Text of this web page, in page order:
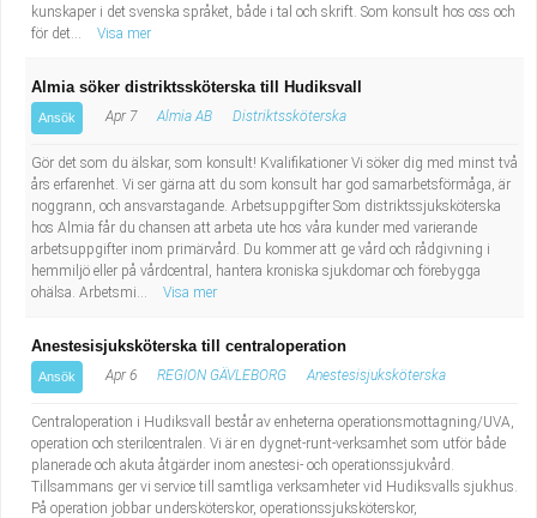
kunskaper i det svenska språket, både i tal och skrift. Som konsult hos oss och
för det...
Visa mer
Almia söker distriktssköterska till Hudiksvall
Ansök Apr 7 Almia AB Distriktssköterska
Gör det som du älskar, som konsult! Kvalifikationer Vi söker dig med minst två
års erfarenhet. Vi ser gärna att du som konsult har god samarbetsförmåga, är
noggrann, och ansvarstagande. Arbetsuppgifter Som distriktssjuksköterska
hos Almia får du chansen att arbeta ute hos våra kunder med varierande
arbetsuppgifter inom primärvård. Du kommer att ge vård och rådgivning i
hemmiljö eller på vårdcentral, hantera kroniska sjukdomar och förebygga
ohälsa. Arbetsmi...
Visa mer
Anestesisjuksköterska till centraloperation
Ansök Apr 6 REGION GÄVLEBORG Anestesisjuksköterska
Centraloperation i Hudiksvall består av enheterna operationsmottagning/UVA,
operation och sterilcentralen. Vi är en dygnet-runt-verksamhet som utför både
planerade och akuta åtgärder inom anestesi- och operationssjukvård.
Tillsammans ger vi service till samtliga verksamheter vid Hudiksvalls sjukhus.
På operation jobbar undersköterskor, operationssjuksköterskor,